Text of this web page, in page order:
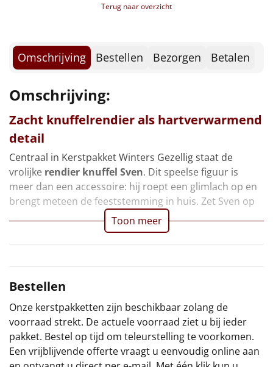
NIEUW
Noodradio NIEUW
Deken (fleece plaid)
Alle artikelen
Overige
Ideeën
Personeel
Sinterklaaspakketten
Kerstgeschenken 2026
Relatiegeschenken
Terug naar overzicht
Omschrijving Bestellen Bezorgen Betalen
Omschrijving:
Zacht knuffelrendier als hartverwarmend
detail
Centraal in Kerstpakket Winters Gezellig staat de
vrolijke rendier knuffel Sven. Dit speelse figuur is
meer dan een accessoire: hij roept een glimlach op en
brengt meteen de feeststemming in huis. Zet Sven op
Toon meer
Bestellen
Onze kerstpakketten zijn beschikbaar zolang de
voorraad strekt. De actuele voorraad ziet u bij ieder
pakket. Bestel op tijd om teleurstelling te voorkomen.
Een vrijblijvende offerte vraagt u eenvoudig online aan